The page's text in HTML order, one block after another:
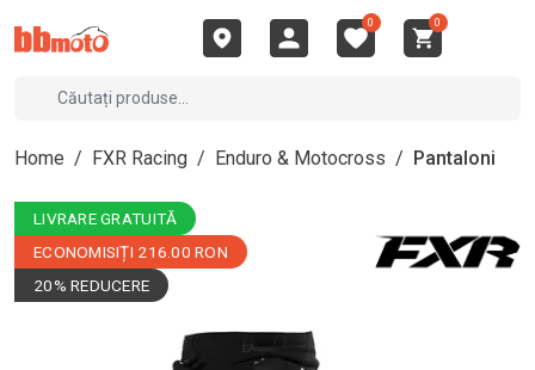
0 0
Home / FXR Racing / Enduro & Motocross / Pantaloni
LIVRARE GRATUITĂ
ECONOMISIȚI 216.00 RON
20% REDUCERE